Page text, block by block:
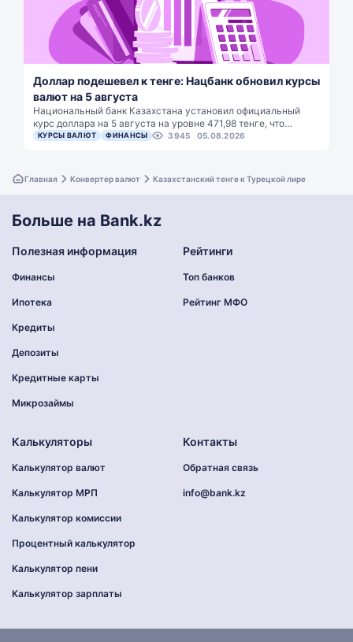
Доллар подешевел к тенге: Нацбанк обновил курсы
валют на 5 августа
Национальный банк Казахстана установил официальный
курс доллара на 5 августа на уровне 471,98 тенге, что…
КУРСЫ ВАЛЮТ ФИНАНСЫ 3945 05.08.2026
Главная Конвертер валют Казахстанский тенге к Турецкой лире
Больше на Bank.kz
Полезная информация
Финансы
Ипотека
Кредиты
Депозиты
Кредитные карты
Микрозаймы
Рейтинги
Топ банков
Рейтинг МФО
Калькуляторы
Калькулятор валют
Калькулятор МРП
Калькулятор комиссии
Процентный калькулятор
Калькулятор пени
Калькулятор зарплаты
Контакты
Обратная связь
info@bank.kz